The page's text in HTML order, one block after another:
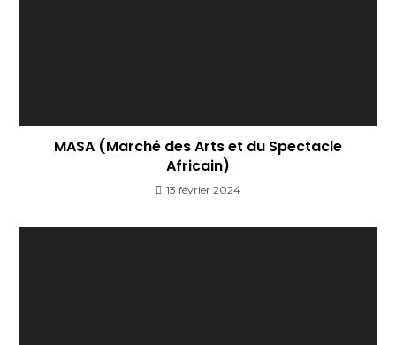
MASA (Marché des Arts et du Spectacle
Africain)
13 février 2024